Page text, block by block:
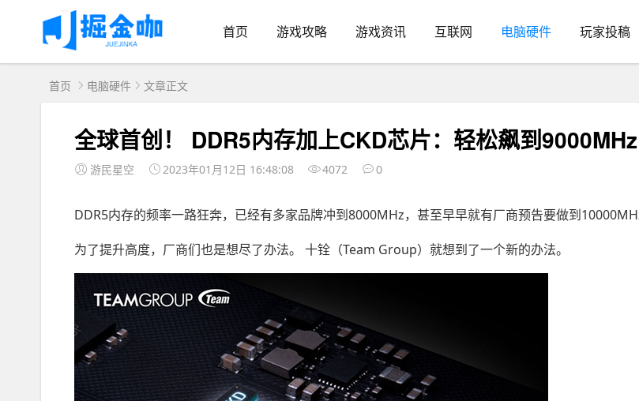
首页 游戏攻略 游戏资讯 互联网 电脑硬件 玩家投稿
首页 电脑硬件 文章正文
全球首创！ DDR5内存加上CKD芯片：轻松飙到9000MHz
游民星空 2023年01月12日 16:48:08 4072 0
DDR5内存的频率一路狂奔，已经有多家品牌冲到8000MHz，甚至早早就有厂商预告要做到
为了提升高度，厂商们也是想尽了办法。 十铨（Team Group）就想到了一个新的办法。